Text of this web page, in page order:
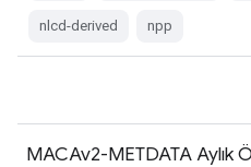
nlcd-derived npp
MACAv2-METDATA Aylık